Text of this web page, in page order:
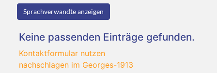
Sprachverwandte anzeigen
Keine passenden Einträge gefunden.
Kontaktformular nutzen
nachschlagen im Georges-1913